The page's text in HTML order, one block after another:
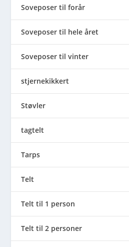
Soveposer til forår
Soveposer til hele året
Soveposer til vinter
stjernekikkert
Støvler
tagtelt
Tarps
Telt
Telt til 1 person
Telt til 2 personer